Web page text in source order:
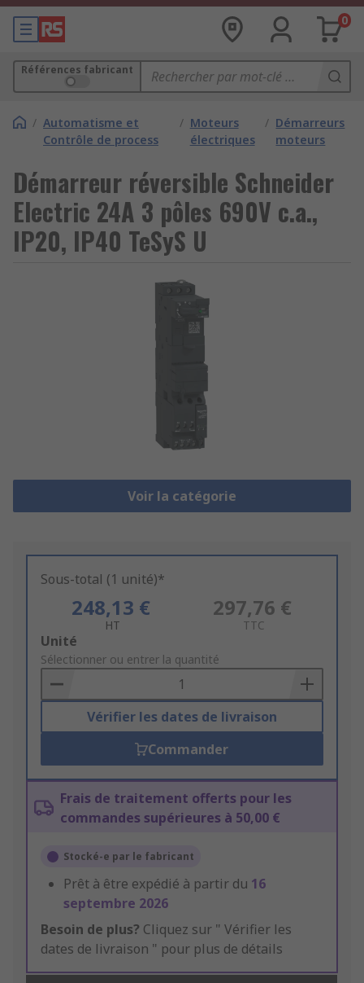
0
Références fabricant
/ Automatisme et
Contrôle de process
/ Moteurs
électriques
/ Démarreurs
moteurs
Démarreur réversible Schneider
Electric 24A 3 pôles 690V c.a.,
IP20, IP40 TeSyS U
Voir la catégorie
Sous-total (1 unité)*
248,13 €
HT
297,76 €
TTC
Add
to
Basket
Unité
Sélectionner ou entrer la quantité
Vérifier les dates de livraison
Commander
Frais de traitement offerts pour les
commandes supérieures à 50,00 €
Stocké-e par le fabricant
Prêt à être expédié à partir du 16
septembre 2026
Besoin de plus? Cliquez sur " Vérifier les
dates de livraison " pour plus de détails